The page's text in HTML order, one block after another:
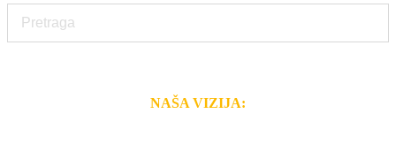
NAŠA VIZIJA: